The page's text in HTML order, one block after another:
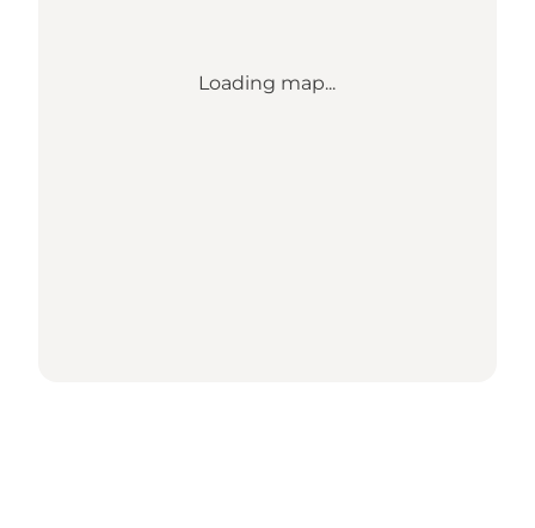
Loading map...